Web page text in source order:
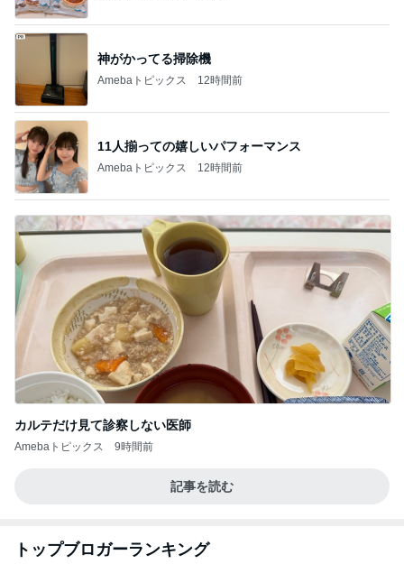
神がかってる掃除機
Amebaトピックス 12時間前
11人揃っての嬉しいパフォーマンス
Amebaトピックス 12時間前
カルテだけ見て診察しない医師
Amebaトピックス 9時間前
記事を読む
トップブロガーランキング